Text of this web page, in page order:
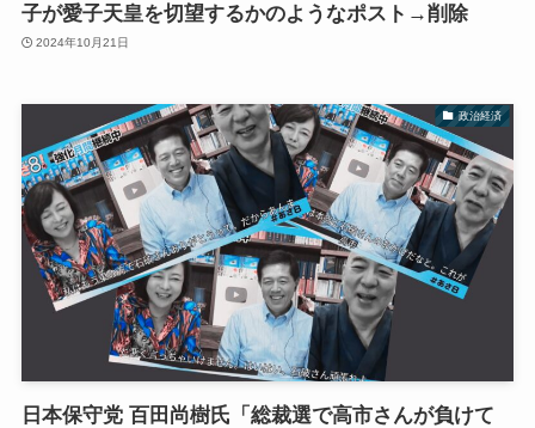
子が愛子天皇を切望するかのようなポスト→削除
2024年10月21日
政治経済
日本保守党 百田尚樹氏「総裁選で高市さんが負けて